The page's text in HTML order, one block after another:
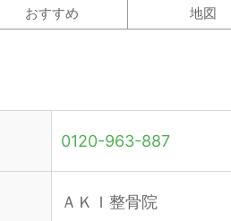
おすすめ 地図
0120-963-887
ＡＫＩ整骨院